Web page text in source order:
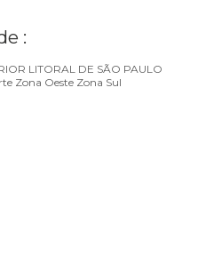
:
LITORAL DE SÃO PAULO
Zona Oeste Zona Sul